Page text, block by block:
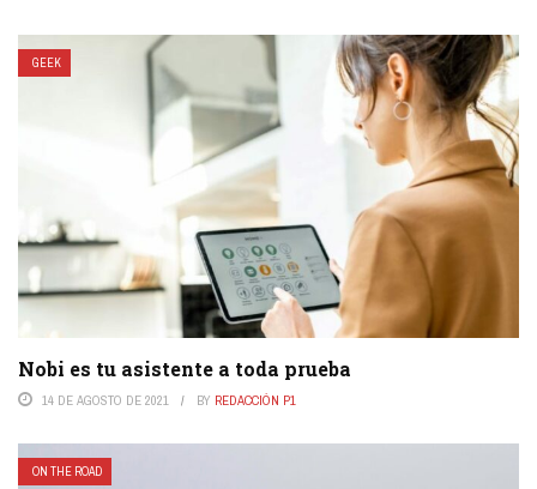
GEEK
Nobi es tu asistente a toda prueba
14 DE AGOSTO DE 2021 BY REDACCIÓN P1
ON THE ROAD